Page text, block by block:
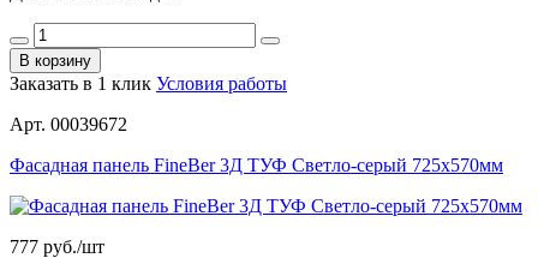
В корзину
Заказать в 1 клик Условия работы
Арт. 00039672
Фасадная панель FineBer 3Д ТУФ Светло-серый 725х570мм
777 руб./шт